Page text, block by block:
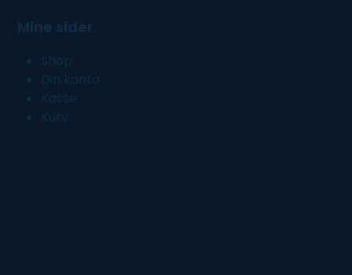
Mine sider
Shop
Din konto
Kasse
Kurv